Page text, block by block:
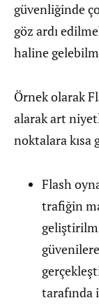
güvenliğinde
göz ardı
haline
Örnek olarak
alarak art
noktalara kısa
Flash
trafiğin
tarafında